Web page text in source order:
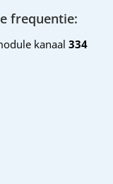
frequentie:
kanaal 334